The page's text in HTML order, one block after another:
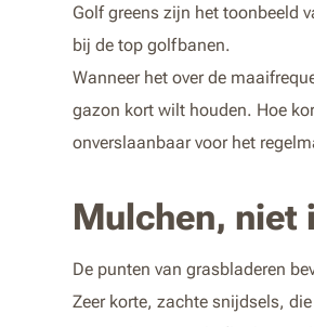
Golf greens zijn het toonbeeld
bij de top golfbanen.
Wanneer het over de
gazon kort wilt houden. Hoe
onverslaanbaar voor het
Mulchen, niet
De punten van grasbladeren
Zeer korte, zachte snijdsels,